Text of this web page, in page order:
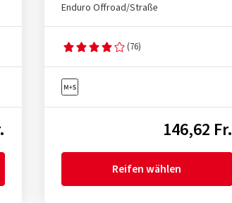
Enduro Offroad/Straße
(76)
146,62 Fr.
Reifen wählen